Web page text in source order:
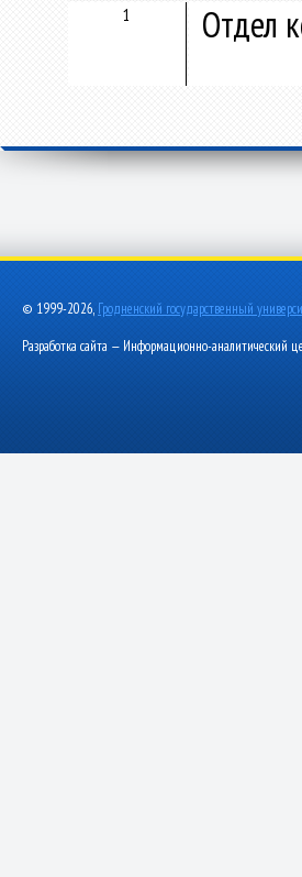
1
Отдел
© 1999-2026, Гродненский государственный
Разработка сайта — Информационно-аналитический